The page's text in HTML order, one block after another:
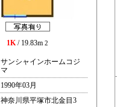
1K/ 19.83m 2
サンシャインホームコジ
マ
1990年03月
神奈川県平塚市北金目3